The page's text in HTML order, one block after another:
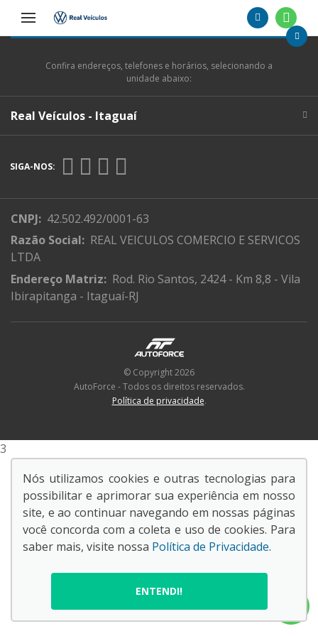
Confira endereços, telefones e horários, selecionando a
unidade abaixo:
Real Veículos - Itaguaí
SIGA-NOS:
CNPJ: 42.502.492/0001-63
Razão Social: REAL VEICULOS COMERCIO E SERVICOS
LTDA
Endereço Matriz: Rod. Rio Santos, 2424 - Km 8,8 - Vila
Ibirapitanga - Itaguaí-RJ
© Copyright 2026
AutoForce - Todos os direitos reservados.
Política de privacidade.
3
Nós utilizamos cookies e outras tecnologias para
possibilitar e aprimorar sua experiência em nosso
site, e ao continuar navegando em nossas páginas
você concorda com a coleta e uso de cookies. Para
saber mais, visite nossa Política de Privacidade.
ENTENDI!